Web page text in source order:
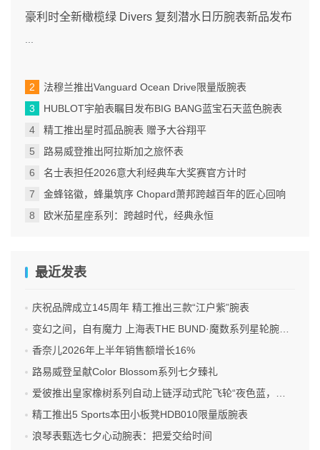
豪利时全新橄榄绿 Divers 复刻潜水日历腕表新品发布
法穆兰推出Vanguard Ocean Drive限量版腕表
HUBLOT宇舶表瞩目发布BIG BANG蓝宝石天蓝色腕表
精工推出星时孤品腕表 赠予大谷翔平
路易威登推出阿拉斯加之旅怀表
名士表担任2026意大利经典车大奖赛官方计时
金蜂铭徽，蜂巢筑序 Chopard萧邦跨越百年的匠心回响
欧米茄星座系列：跨越时代，经典永恒
最近发表
庆祝品牌成立145周年 精工推出三款“江户紫”腕表
变幻之间，自有魔力 上海表THE BUND·魔数系列星轮腕表焕新双面登场
香奈儿2026年上半年销售额增长16%
路易威登呈献Color Blossom系列七夕臻礼
爱彼推出皇家橡树系列自动上链浮动式陀飞轮“夜色蓝，云50”陶瓷腕表
精工推出5 Sports本田小板凳HDB010限量版腕表
浪琴表甄选七夕心动腕表：把爱交给时间